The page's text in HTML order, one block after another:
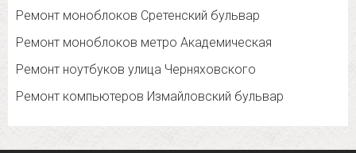
Ремонт моноблоков Сретенский бульвар
Ремонт моноблоков метро Академическая
Ремонт ноутбуков улица Черняховского
Ремонт компьютеров Измайловский бульвар